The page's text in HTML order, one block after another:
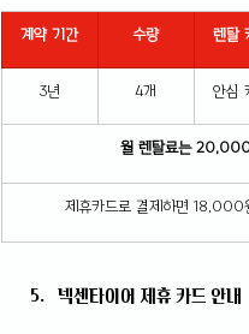
계약 기간 수량 렌탈
3년 4개 안심
월 렌탈료는
제휴카드로 결제하면 18,000
넥센타이어 제휴 카드 안내